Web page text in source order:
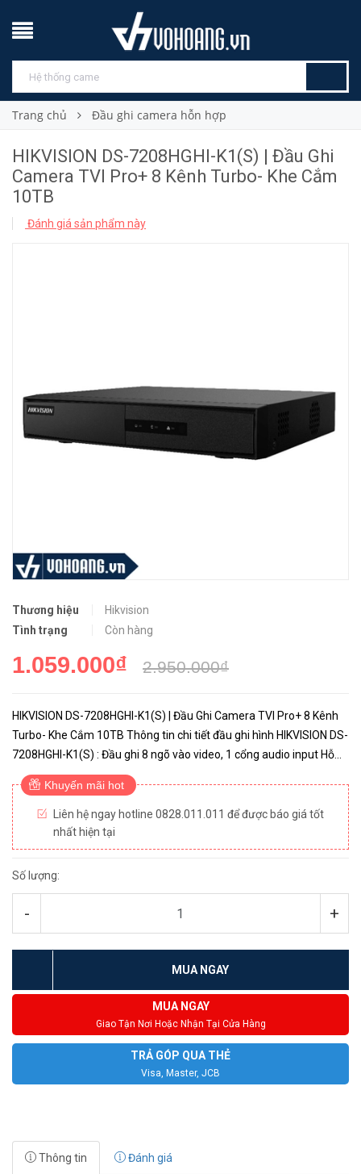
Trang chủ Đầu ghi camera hỗn hợp
HIKVISION DS-7208HGHI-K1(S) | Đầu Ghi
Camera TVI Pro+ 8 Kênh Turbo- Khe Cắm
10TB
Đánh giá sản phẩm này
Thương hiệu
Hikvision
Tình trạng
Còn hàng
1.059.000₫ 2.950.000₫
HIKVISION DS-7208HGHI-K1(S) | Đầu Ghi Camera TVI Pro+ 8 Kênh
Turbo- Khe Cắm 10TB Thông tin chi tiết đầu ghi hình HIKVISION DS-
7208HGHI-K1(S) : Đầu ghi 8 ngõ vào video, 1 cổng audio input Hỗ
trợ camera HDTVI, HDCVI, AHD, Analog Hỗ trợ gá...
Khuyến mãi hot
Liên hệ ngay hotline 0828.011.011 để được báo giá tốt
nhất hiện tại
Số lượng:
- +
MUA NGAY
MUA NGAY
Giao Tận Nơi Hoặc Nhận Tại Cửa Hàng
TRẢ GÓP QUA THẺ
Visa, Master, JCB
Thông tin Đánh giá